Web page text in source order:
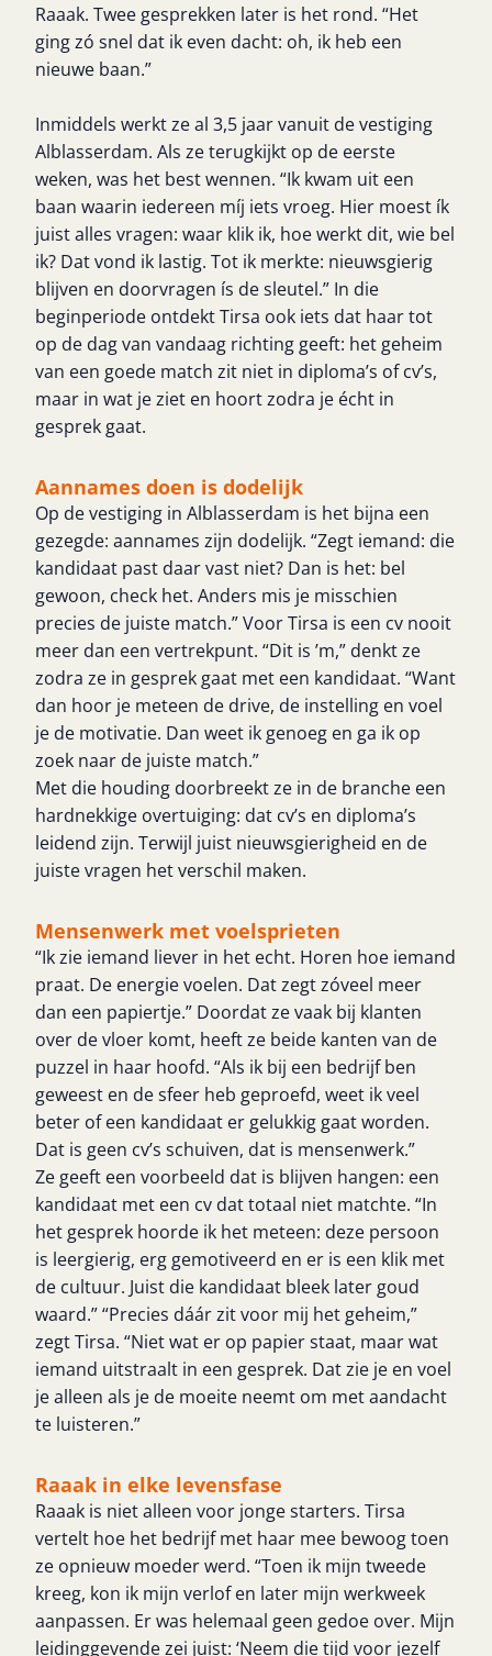
Raaak. Twee gesprekken later is het rond. “Het
ging zó snel dat ik even dacht: oh, ik heb een
nieuwe baan.”
Inmiddels werkt ze al 3,5 jaar vanuit de vestiging
Alblasserdam. Als ze terugkijkt op de eerste
weken, was het best wennen. “Ik kwam uit een
baan waarin iedereen míj iets vroeg. Hier moest ík
juist alles vragen: waar klik ik, hoe werkt dit, wie bel
ik? Dat vond ik lastig. Tot ik merkte: nieuwsgierig
blijven en doorvragen ís de sleutel.” In die
beginperiode ontdekt Tirsa ook iets dat haar tot
op de dag van vandaag richting geeft: het geheim
van een goede match zit niet in diploma’s of cv’s,
maar in wat je ziet en hoort zodra je écht in
gesprek gaat.
Aannames doen is dodelijk
Op de vestiging in Alblasserdam is het bijna een
gezegde: aannames zijn dodelijk. “Zegt iemand: die
kandidaat past daar vast niet? Dan is het: bel
gewoon, check het. Anders mis je misschien
precies de juiste match.” Voor Tirsa is een cv nooit
meer dan een vertrekpunt. “Dit is ’m,” denkt ze
zodra ze in gesprek gaat met een kandidaat. “Want
dan hoor je meteen de drive, de instelling en voel
je de motivatie. Dan weet ik genoeg en ga ik op
zoek naar de juiste match.”
Met die houding doorbreekt ze in de branche een
hardnekkige overtuiging: dat cv’s en diploma’s
leidend zijn. Terwijl juist nieuwsgierigheid en de
juiste vragen het verschil maken.
Mensenwerk met voelsprieten
“Ik zie iemand liever in het echt. Horen hoe iemand
praat. De energie voelen. Dat zegt zóveel meer
dan een papiertje.” Doordat ze vaak bij klanten
over de vloer komt, heeft ze beide kanten van de
puzzel in haar hoofd. “Als ik bij een bedrijf ben
geweest en de sfeer heb geproefd, weet ik veel
beter of een kandidaat er gelukkig gaat worden.
Dat is geen cv’s schuiven, dat is mensenwerk.”
Ze geeft een voorbeeld dat is blijven hangen: een
kandidaat met een cv dat totaal niet matchte. “In
het gesprek hoorde ik het meteen: deze persoon
is leergierig, erg gemotiveerd en er is een klik met
de cultuur. Juist die kandidaat bleek later goud
waard.” “Precies dáár zit voor mij het geheim,”
zegt Tirsa. “Niet wat er op papier staat, maar wat
iemand uitstraalt in een gesprek. Dat zie je en voel
je alleen als je de moeite neemt om met aandacht
te luisteren.”
Raaak in elke levensfase
Raaak is niet alleen voor jonge starters. Tirsa
vertelt hoe het bedrijf met haar mee bewoog toen
ze opnieuw moeder werd. “Toen ik mijn tweede
kreeg, kon ik mijn verlof en later mijn werkweek
aanpassen. Er was helemaal geen gedoe over. Mijn
leidinggevende zei juist: ‘Neem die tijd voor jezelf